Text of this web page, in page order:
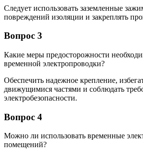
Следует использовать заземленные
повреждений изоляции и закреплять
Вопрос 3
Какие меры предосторожности
временной электропроводки?
Обеспечить надежное крепление,
движущимися частями и соблюдать
электробезопасности.
Вопрос 4
Можно ли использовать временные
помещений?